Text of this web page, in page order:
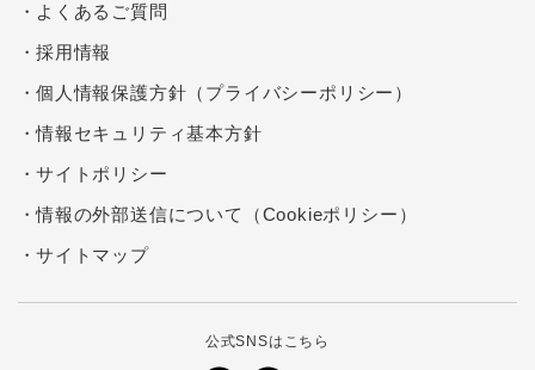
よくあるご質問
採用情報
個人情報保護方針（プライバシーポリシー）
情報セキュリティ基本方針
サイトポリシー
情報の外部送信について（Cookieポリシー）
サイトマップ
公式SNSはこちら